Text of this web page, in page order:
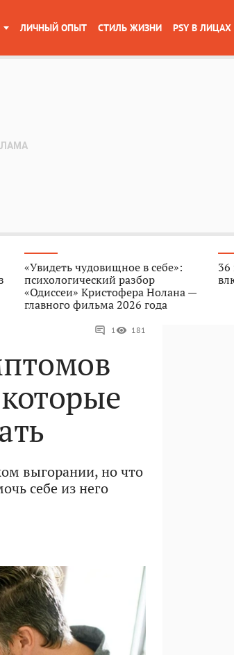
ЛИЧНЫЙ ОПЫТ СТИЛЬ ЖИЗНИ PSY В ЛИЦАХ
«Увидеть чудовищное в себе»:
психологический разбор
«Одиссеи» Кристофера Нолана —
главного фильма 2026 года
36
1 181
выгорании, но что
себе из него